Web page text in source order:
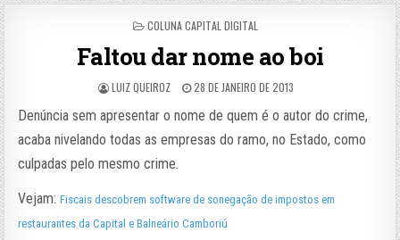
POSTED
COLUNA CAPITAL DIGITAL
Faltou dar nome ao boi
LUIZ QUEIROZ 28 DE JANEIRO DE 2013
Denúncia sem apresentar o nome de quem é o autor do crime,
acaba nivelando todas as empresas do ramo, no Estado, como
culpadas pelo mesmo crime.
Vejam:Fiscais descobrem software de sonegação de impostos em
restaurantes da Capital e Balneário Camboriú